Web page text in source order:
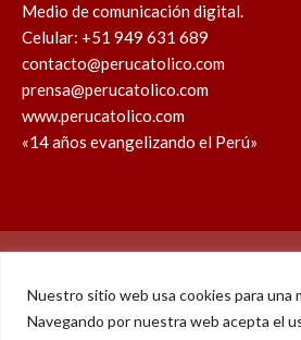
Nuestro sitio web usa cookies para una
Navegando por nuestra web acepta el
Medio de comunicación digital.
Celular: +51 949 631 689
contacto@perucatolico.com
prensa@perucatolico.com
www.perucatolico.com
«14 años evangelizando el Perú»
WhatsAppFacebookYoutube